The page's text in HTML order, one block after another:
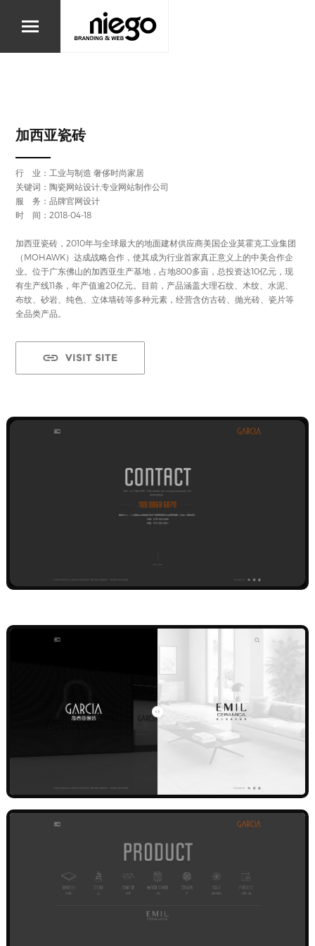
加西亚瓷砖
行 业： 工业与制造 奢侈时尚家居
关键词：陶瓷网站设计,专业网站制作公司
服 务：品牌官网设计
时 间：2018-04-18
加西亚瓷砖，2010年与全球最大的地面建材供应商美国企业莫霍克工业集团
（MOHAWK）达成战略合作，使其成为行业首家真正意义上的中美合作企
业。位于广东佛山的加西亚生产基地，占地800多亩，总投资达10亿元，现
有生产线11条，年产值逾20亿元。目前，产品涵盖大理石纹、木纹、水泥、
布纹、砂岩、纯色、立体墙砖等多种元素，经营含仿古砖、抛光砖、瓷片等
全品类产品。
VISIT SITE